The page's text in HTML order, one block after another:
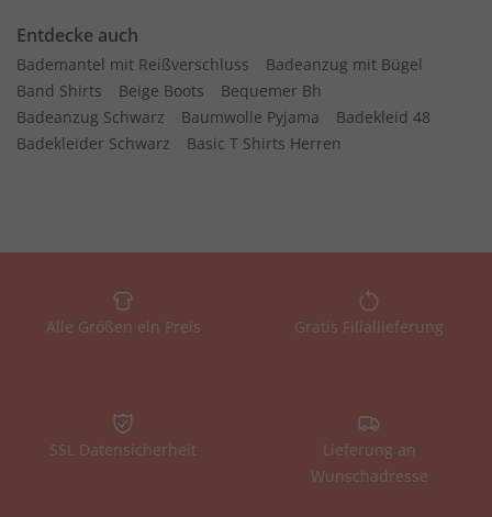
Entdecke auch
Bademantel mit Reißverschluss
Badeanzug mit Bügel
Band Shirts
Beige Boots
Bequemer Bh
Badeanzug Schwarz
Baumwolle Pyjama
Badekleid 48
Badekleider Schwarz
Basic T Shirts Herren
Alle Größen ein Preis Gratis Filiallieferung
SSL Datensicherheit
Lieferung an
Wunschadresse